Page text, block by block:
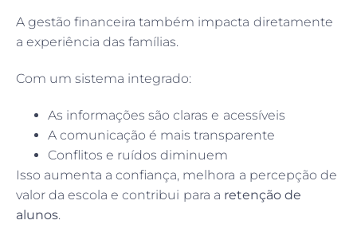
A gestão financeira também impacta diretamente
a experiência das famílias.
Com um sistema integrado:
As informações são claras e acessíveis
A comunicação é mais transparente
Conflitos e ruídos diminuem
Isso aumenta a confiança, melhora a percepção de
valor da escola e contribui para a retenção de
alunos.